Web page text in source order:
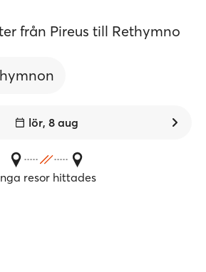
från Pireus till Rethymno
lör, 8 aug
resor hittades